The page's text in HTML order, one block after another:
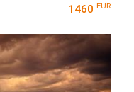
1460 EUR